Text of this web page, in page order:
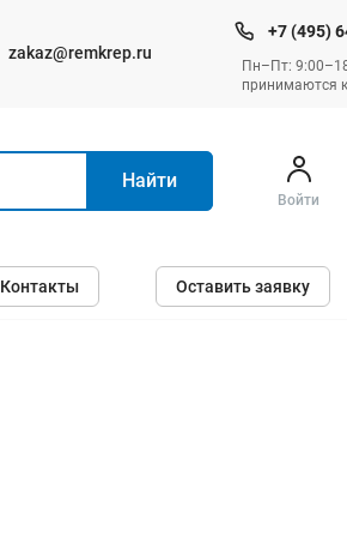
zakaz@remkrep.ru
+7 (495)
Пн–Пт:
принимаются
Ручные
Малярные
Найти
Войти
Контакты Оставить заявку